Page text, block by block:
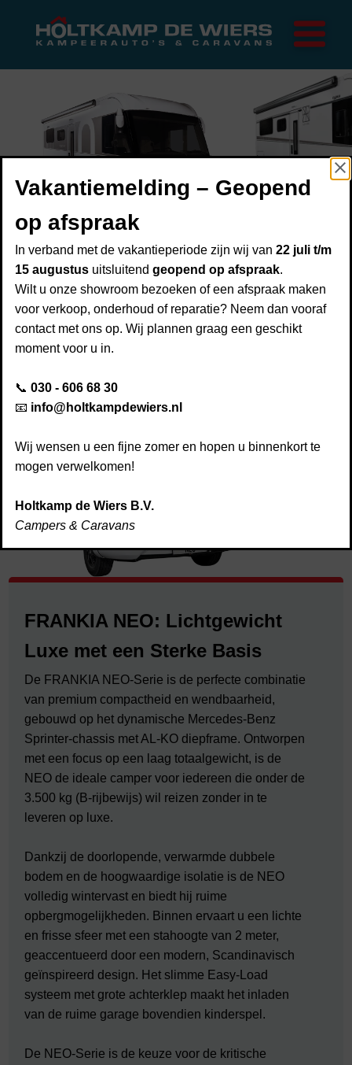
Home
Merken
FRANKIA
Campers
Caravans
Onderhoud
Over ons
Over Holtkamp de Wiers
Showroom
Financiering
Inruilen
Verzekering
Afspraak maken
Kwaliteit & service
Nieuws
Contact
Vakantiemelding – Geopend
op afspraak
In verband met de vakantieperiode zijn wij van 22 juli t/m
15 augustus uitsluitend geopend op afspraak.
Wilt u onze showroom bezoeken of een afspraak maken
voor verkoop, onderhoud of reparatie? Neem dan vooraf
contact met ons op. Wij plannen graag een geschikt
moment voor u in.
📞 030 - 606 68 30
📧 info@holtkampdewiers.nl
Wij wensen u een fijne zomer en hopen u binnenkort te
mogen verwelkomen!
Holtkamp de Wiers B.V.
Campers & Caravans
TOGETHER
PLATIN
NEO
FRANKIA NEO: Lichtgewicht
Luxe met een Sterke Basis
De FRANKIA NEO-Serie is de perfecte combinatie
van premium compactheid en wendbaarheid,
gebouwd op het dynamische Mercedes-Benz
Sprinter-chassis met AL-KO diepframe. Ontworpen
met een focus op een laag totaalgewicht, is de
NEO de ideale camper voor iedereen die onder de
3.500 kg (B-rijbewijs) wil reizen zonder in te
leveren op luxe.
Dankzij de doorlopende, verwarmde dubbele
bodem en de hoogwaardige isolatie is de NEO
volledig wintervast en biedt hij ruime
opbergmogelijkheden. Binnen ervaart u een lichte
en frisse sfeer met een stahoogte van 2 meter,
geaccentueerd door een modern, Scandinavisch
geïnspireerd design. Het slimme Easy-Load
systeem met grote achterklep maakt het inladen
van de ruime garage bovendien kinderspel.
De NEO-Serie is de keuze voor de kritische